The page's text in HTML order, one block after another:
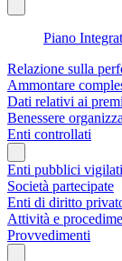
Piano
Relazione sulla
Ammontare
Dati relativi ai premi
Benessere
Enti controllati
Enti pubblici vigilati
Società partecipate
Enti di diritto
Attività e
Provvedimenti